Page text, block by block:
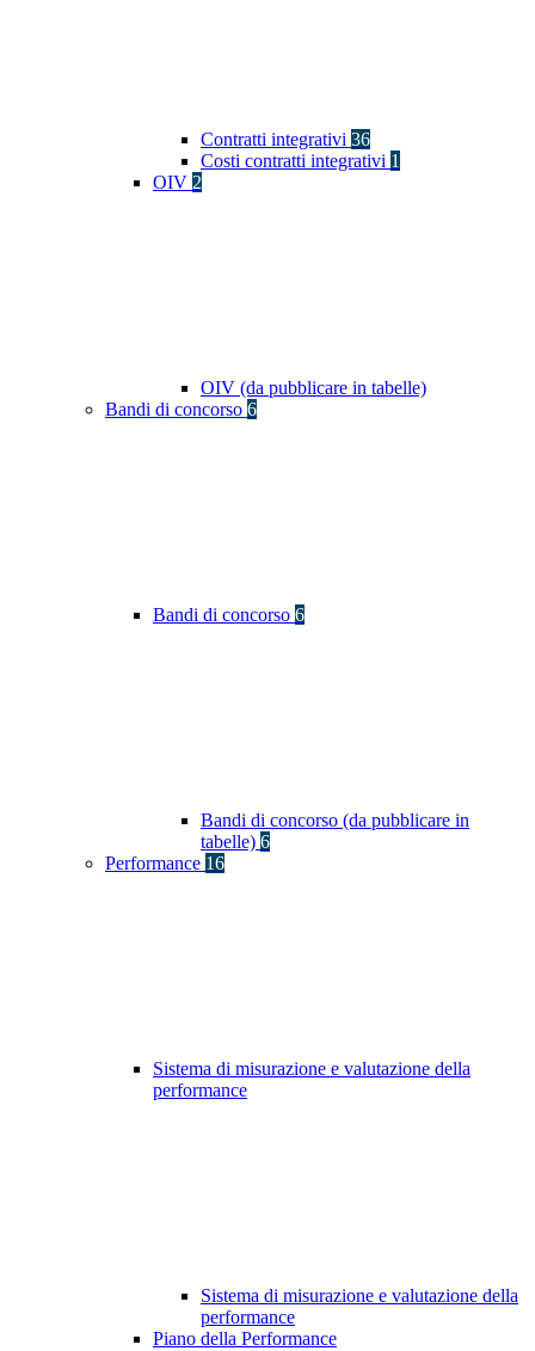
Contratti integrativi 36
Costi contratti integrativi 1
OIV 2
OIV (da pubblicare in tabelle)
Bandi di concorso 6
Bandi di concorso 6
Bandi di concorso (da pubblicare in
tabelle) 6
Performance 16
Sistema di misurazione e valutazione della
performance
Sistema di misurazione e valutazione della
performance
Piano della Performance